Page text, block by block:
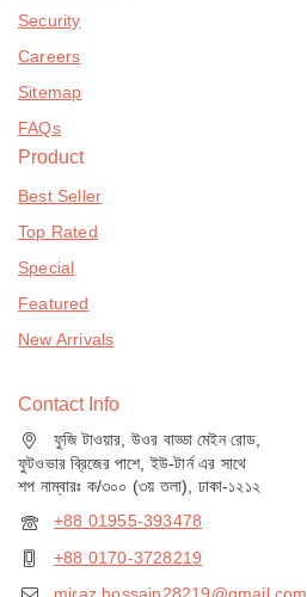
Security
Careers
Sitemap
FAQs
Product
Best Seller
Top Rated
Special
Featured
New Arrivals
Contact Info
ফুজি টাওয়ার, উওর বাড্ডা মেইন রোড,
ফুটওভার ব্রিজের পাশে, ইউ-টার্ন এর সাথে
শপ নাম্বারঃ ক/৩০০ (৩য় তলা), ঢাকা-১২১২
+88 01955-393478
+88 0170-3728219